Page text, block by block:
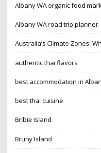
Albany WA organic food
Albany WA road trip planner
Australia’s Climate Zones:
authentic thai flavors
best accommodation in
best thai cuisine
Bribie Island
Bruny Island